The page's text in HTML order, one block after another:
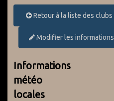
Retour à la liste des clubs
Modifier les informations
Informations
météo
locales